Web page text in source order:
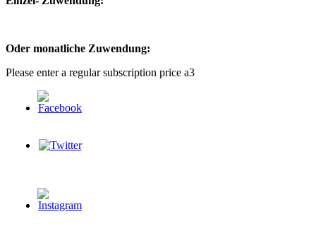
Oder monatliche Zuwendung:
Please enter a regular subscription price a3